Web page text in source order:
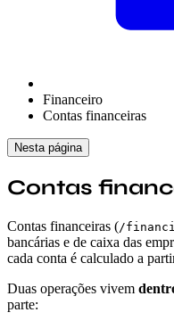
Financeiro
Contas financeiras
Nesta página
Contas
Contas financeiras (/
bancárias e de caixa das
cada conta é calculado a
Duas operações vivem
parte: